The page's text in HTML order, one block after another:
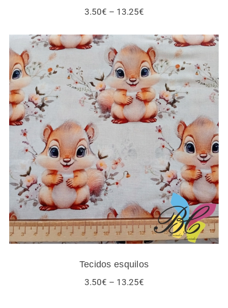
3.50€ – 13.25€Price
through
13.25€
Tecidos esquilos
Tecidos esquilos
3.50€ – 13.25€Price